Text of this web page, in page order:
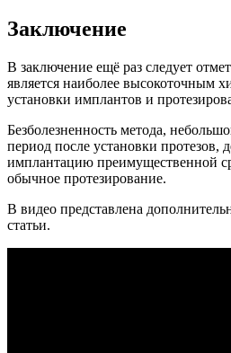
Заключение
В заключение ещё раз следует
является наиболее высокоточным
установки имплантов и
Безболезненность метода,
период после установки протезов,
имплантацию преимущественной
обычное протезирование.
В видео представлена
статьи.